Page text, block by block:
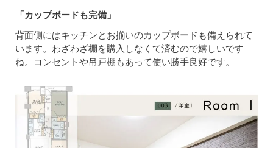
「カップボードも完備」
背面側にはキッチンとお揃いのカップボードも備えられて
います。わざわざ棚を購入しなくて済むので嬉しいです
ね。コンセントや吊戸棚もあって使い勝手良好です。